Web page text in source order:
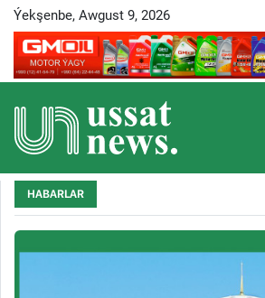
Ýekşenbe, Awgust 9, 2026
HABARLAR